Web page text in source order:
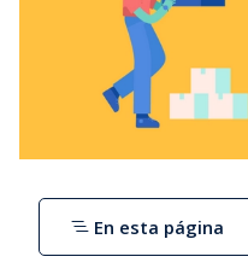
En esta página